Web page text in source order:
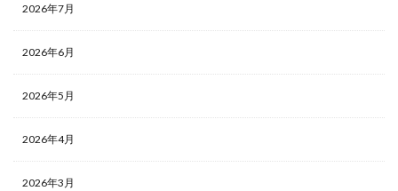
2026年7月
2026年6月
2026年5月
2026年4月
2026年3月